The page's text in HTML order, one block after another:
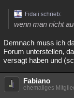
Fidaii schrieb:
wenn man nicht
Demnach muss ich
Forum unterstellen,
versagt haben und
Fabiano
ehemaliges